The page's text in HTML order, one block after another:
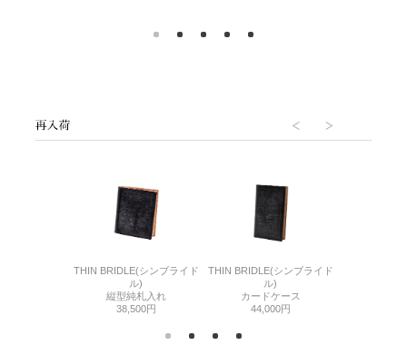
THIN BRIDLE(シンブライド
ル)
縦型純札入れ
38,500円
THIN BRIDLE(シンブライド
ル)
カードケース
44,000円